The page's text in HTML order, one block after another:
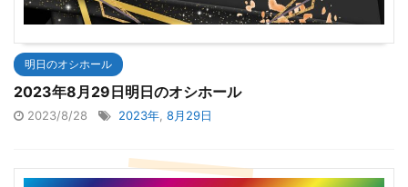
明日のオシホール
2023年8月29日明日のオシホール
2023/8/28 2023年, 8月29日